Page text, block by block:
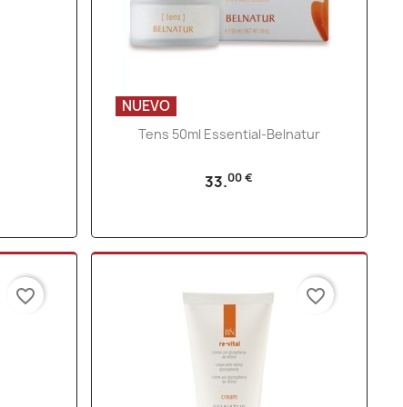
Vista rápida
Tens 50ml Essential-Belnatur
33.00 €
NUEVO
favorite_border favorite_border